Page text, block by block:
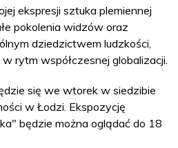
ekspresji sztuka plemiennej
pokolenia widzów oraz
dziedzictwem ludzkości,
rytm współczesnej globalizacji.
się we wtorek w siedzibie
w Łodzi. Ekspozycję
będzie można oglądać do 18